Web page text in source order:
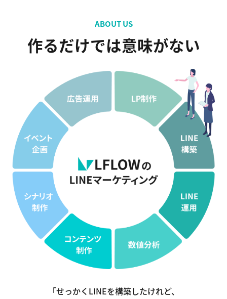
ABOUT US
作るだけでは意味がない
「せっかくLINEを構築したけれど、